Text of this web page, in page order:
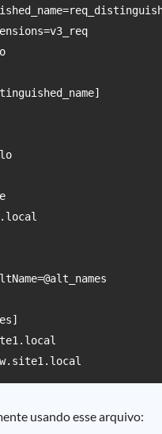
usando esse arquivo: